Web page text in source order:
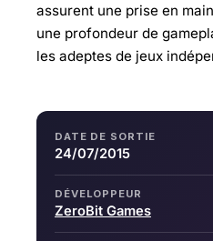
assurent une prise en
une profondeur de
les adeptes de jeux
DATE DE SORTIE
24/07/2015
DÉVELOPPEUR
ZeroBit Games